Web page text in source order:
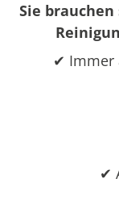
Sie
✔ Immer
✔